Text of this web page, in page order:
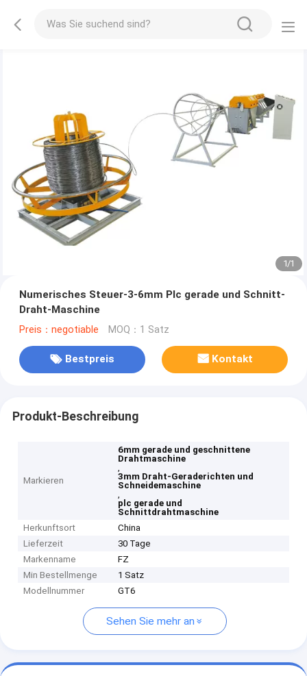
1/1
Numerisches Steuer-3-6mm Plc gerade und Schnitt-
Draht-Maschine
Preis：negotiable MOQ：1 Satz
Bestpreis Kontakt
Produkt-Beschreibung
Markieren
6mm gerade und geschnittene
Drahtmaschine
,
3mm Draht-Geraderichten und
Schneidemaschine
,
plc gerade und
Schnittdrahtmaschine
Herkunftsort
China
Lieferzeit
30 Tage
Markenname
FZ
Min Bestellmenge
1 Satz
Modellnummer
GT6
Sehen Sie mehr an